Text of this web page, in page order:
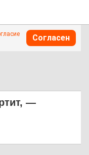
Согласен
—